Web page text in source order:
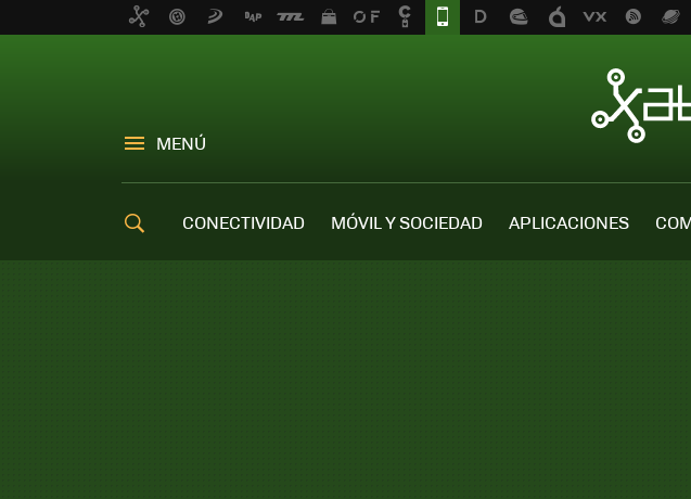
MENÚ
CONECTIVIDAD MÓVIL Y SOCIEDAD APLICACIONES